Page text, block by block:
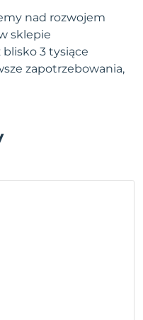
nad rozwojem
sklepie
3 tysiące
zapotrzebowania,